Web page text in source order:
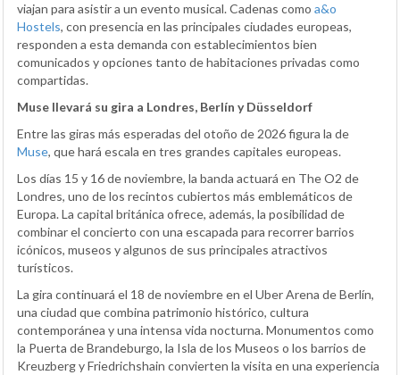
viajan para asistir a un evento musical. Cadenas como a&o
Hostels, con presencia en las principales ciudades europeas,
responden a esta demanda con establecimientos bien
comunicados y opciones tanto de habitaciones privadas como
compartidas.
Muse llevará su gira a Londres, Berlín y Düsseldorf
Entre las giras más esperadas del otoño de 2026 figura la de
Muse, que hará escala en tres grandes capitales europeas.
Los días 15 y 16 de noviembre, la banda actuará en The O2 de
Londres, uno de los recintos cubiertos más emblemáticos de
Europa. La capital británica ofrece, además, la posibilidad de
combinar el concierto con una escapada para recorrer barrios
icónicos, museos y algunos de sus principales atractivos
turísticos.
La gira continuará el 18 de noviembre en el Uber Arena de Berlín,
una ciudad que combina patrimonio histórico, cultura
contemporánea y una intensa vida nocturna. Monumentos como
la Puerta de Brandeburgo, la Isla de los Museos o los barrios de
Kreuzberg y Friedrichshain convierten la visita en una experiencia